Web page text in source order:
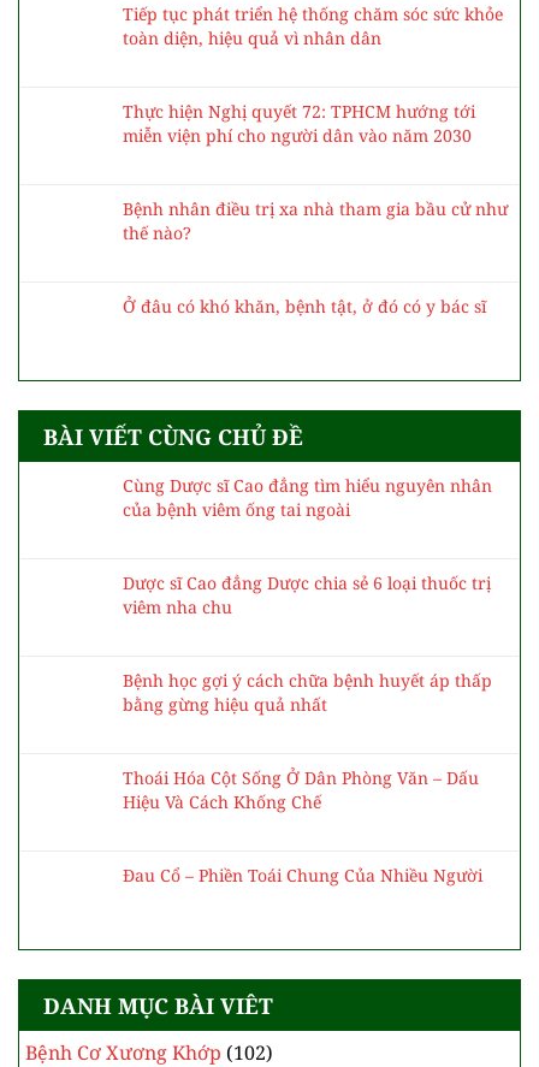
Tiếp tục phát triển hệ thống chăm sóc sức khỏe
toàn diện, hiệu quả vì nhân dân
Thực hiện Nghị quyết 72: TPHCM hướng tới
miễn viện phí cho người dân vào năm 2030
Bệnh nhân điều trị xa nhà tham gia bầu cử như
thế nào?
Ở đâu có khó khăn, bệnh tật, ở đó có y bác sĩ
BÀI VIẾT CÙNG CHỦ ĐỀ
Cùng Dược sĩ Cao đẳng tìm hiểu nguyên nhân
của bệnh viêm ống tai ngoài
Dược sĩ Cao đẳng Dược chia sẻ 6 loại thuốc trị
viêm nha chu
Bệnh học gợi ý cách chữa bệnh huyết áp thấp
bằng gừng hiệu quả nhất
Thoái Hóa Cột Sống Ở Dân Phòng Văn – Dấu
Hiệu Và Cách Khống Chế
Đau Cổ – Phiền Toái Chung Của Nhiều Người
DANH MỤC BÀI VIÊT
Bệnh Cơ Xương Khớp (102)